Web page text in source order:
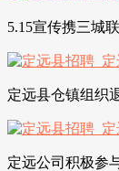
5.15宣传携三城
定远县仓镇组织
定远公司积极参